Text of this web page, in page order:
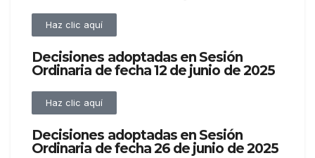
Haz clic aquí
Decisiones adoptadas en Sesión
Ordinaria de fecha 12 de junio de 2025
Haz clic aquí
Decisiones adoptadas en Sesión
Ordinaria de fecha 26 de junio de 2025